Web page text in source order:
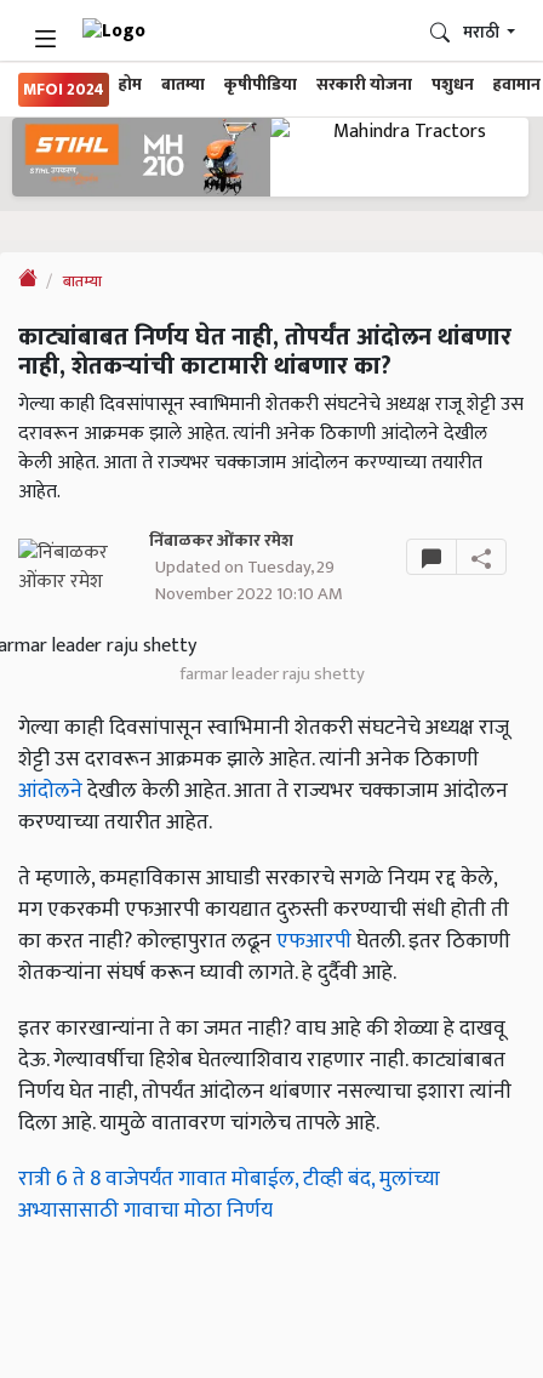
MFOI 2024 होम बातम्या कृषीपीडिया सरकारी योजना पशुधन हवामान
मराठी
बातम्या
काट्यांबाबत निर्णय घेत नाही, तोपर्यंत आंदोलन थांबणार
नाही, शेतकऱ्यांची काटामारी थांबणार का?
गेल्या काही दिवसांपासून स्वाभिमानी शेतकरी संघटनेचे अध्यक्ष राजू शेट्टी उस
दरावरून आक्रमक झाले आहेत. त्यांनी अनेक ठिकाणी आंदोलने देखील
केली आहेत. आता ते राज्यभर चक्काजाम आंदोलन करण्याच्या तयारीत
आहेत.
निंबाळकर ओंकार रमेश
Updated on Tuesday, 29
November 2022 10:10 AM
farmar leader raju shetty
गेल्या काही दिवसांपासून स्वाभिमानी शेतकरी संघटनेचे अध्यक्ष राजू
शेट्टी उस दरावरून आक्रमक झाले आहेत. त्यांनी अनेक ठिकाणी
आंदोलनेदेखील केली आहेत. आता ते राज्यभर चक्काजाम आंदोलन
करण्याच्या तयारीत आहेत.
ते म्हणाले, कमहाविकास आघाडी सरकारचे सगळे नियम रद्द केले,
मग एकरकमी एफआरपी कायद्यात दुरुस्ती करण्याची संधी होती ती
का करत नाही? कोल्हापुरात लढूनएफआरपीघेतली. इतर ठिकाणी
शेतकऱ्यांना संघर्ष करून घ्यावी लागते. हे दुर्दैवी आहे.
इतर कारखान्यांना ते का जमत नाही? वाघ आहे की शेळ्या हे दाखवू
देऊ. गेल्यावर्षीचा हिशेब घेतल्याशिवाय राहणार नाही. काट्यांबाबत
निर्णय घेत नाही, तोपर्यंत आंदोलन थांबणार नसल्याचा इशारा त्यांनी
दिला आहे. यामुळे वातावरण चांगलेच तापले आहे.
रात्री 6 ते 8 वाजेपर्यंत गावात मोबाईल, टीव्ही बंद, मुलांच्या
अभ्यासासाठी गावाचा मोठा निर्णय